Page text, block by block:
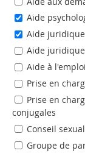
Aide
Aide juridique
Aide
Aide à l'emploi
Prise en
Prise en
conjugales
Conseil
Groupe de